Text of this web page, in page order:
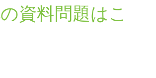
資料問題はこ